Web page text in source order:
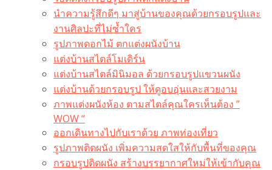
นำความรู้สึกดีๆ มาสู่บ้านของคุณด้วยกรอบรูปและ
งานศิลปะที่ไม่ซ้ำใคร
รูปภาพดอกไม้ ตกแต่งผนังบ้าน
แต่งบ้านสไตล์โมเดิร์น
แต่งบ้านสไตล์มินิมอล ด้วยกรอบรูปแขวนผนัง
แต่งบ้านด้วยกรอบรูป ให้ดูอบอุ่นและสวยงาม
ภาพแต่งผนังห้อง ตามสไตล์คุณใครเห็นต้อง ”
WOW “
ออกเดินทางไปกับเราด้วย ภาพท่องเที่ยว
รูปภาพติดผนัง เพิ่มความสดใสให้กับพื้นที่ของคุณ
กรอบรูปติดผนัง สร้างบรรยากาศใหม่ให้เข้ากับคุณ